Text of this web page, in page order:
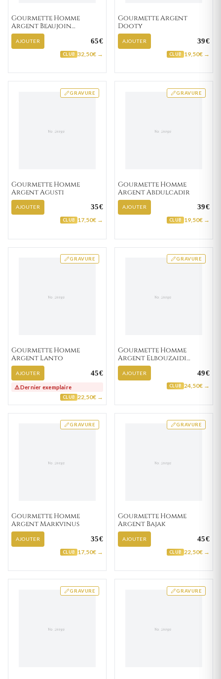
Gourmette Homme
Argent Beaujoin
vénitienne
AJOUTER 65€
CLUB 32,50€ →
Gourmette Argent
Dooty
AJOUTER 39€
CLUB 19,50€ →
GRAVURE
Gourmette Homme
Argent Agusti
AJOUTER 35€
CLUB 17,50€ →
GRAVURE
Gourmette Homme
Argent Abdulcadir
AJOUTER 39€
CLUB 19,50€ →
GRAVURE
Gourmette Homme
Argent Lanto
AJOUTER 45€
⚠️ Dernier exemplaire
CLUB 22,50€ →
GRAVURE
Gourmette Homme
Argent Elbouzaidi
graine de café
AJOUTER 49€
CLUB 24,50€ →
GRAVURE
Gourmette Homme
Argent Markvinus
AJOUTER 35€
CLUB 17,50€ →
GRAVURE
Gourmette Homme
Argent Bajak
AJOUTER 45€
CLUB 22,50€ →
GRAVURE GRAVURE